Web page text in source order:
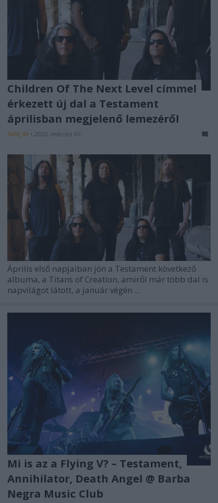
Children Of The Next Level címmel
érkezett új dal a Testament
áprilisban megjelenő lemezéről
Nihil_AK • 2020. március 07.
Április első napjaiban jön a Testament következő
albuma, a Titans of Creation, amiről már több dal is
napvilágot látott, a január végén ...
Mi is az a Flying V? – Testament,
Annihilator, Death Angel @ Barba
Negra Music Club